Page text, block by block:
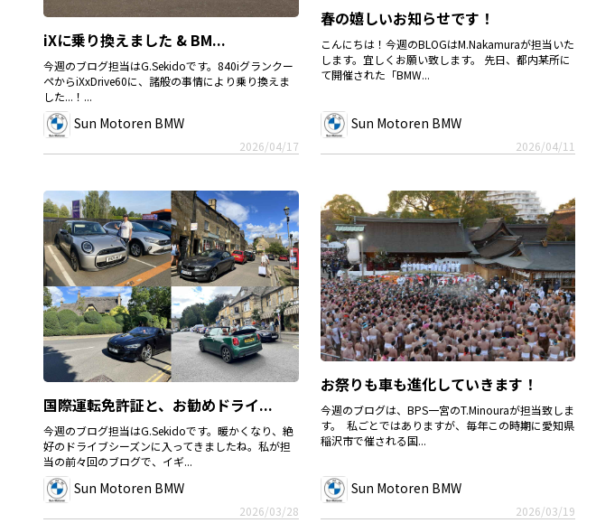
iXに乗り換えました & BM...
今週のブログ担当はG.Sekidoです。840iグランクー
ペからiXxDrive60に、諸般の事情により乗り換えま
した...！...
Sun Motoren BMW
2026/04/17
春の嬉しいお知らせです！
こんにちは！今週のBLOGはM.Nakamuraが担当いた
します。宜しくお願い致します。 先日、都内某所に
て開催された「BMW...
Sun Motoren BMW
2026/04/11
国際運転免許証と、お勧めドライ...
今週のブログ担当はG.Sekidoです。暖かくなり、絶
好のドライブシーズンに入ってきましたね。私が担
当の前々回のブログで、イギ...
Sun Motoren BMW
2026/03/28
お祭りも車も進化していきます！
今週のブログは、BPS一宮のT.Minouraが担当致しま
す。 私ごとではありますが、毎年この時期に愛知県
稲沢市で催される国...
Sun Motoren BMW
2026/03/19